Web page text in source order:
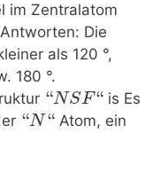
im Zentralatom
Die
als 120 °,
180 °.
“NSF“ is Es
“N“Atom, ein